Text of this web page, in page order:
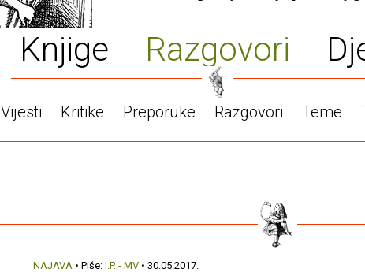
Knjige Razgovori
Vijesti Kritike Preporuke Razgovori Teme
NAJAVA • Piše: I.P. - MV • 30.05.2017.